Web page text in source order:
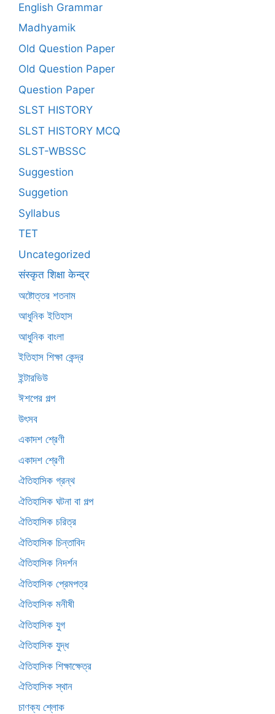
English Grammar
Madhyamik
Old Question Paper
Old Question Paper
Question Paper
SLST HISTORY
SLST HISTORY MCQ
SLST-WBSSC
Suggestion
Suggetion
Syllabus
TET
Uncategorized
संस्कृत शिक्षा केन्द्र
অষ্টোত্তর শতনাম
আধুনিক ইতিহাস
আধুনিক বাংলা
ইতিহাস শিক্ষা কেন্দ্র
ইন্টারভিউ
ঈশপের গল্প
উৎসব
একাদশ শ্রেণী
একাদশ শ্রেণী
ঐতিহাসিক গ্রন্থ
ঐতিহাসিক ঘটনা বা গল্প
ঐতিহাসিক চরিত্র
ঐতিহাসিক চিন্তাবিদ
ঐতিহাসিক নিদর্শন
ঐতিহাসিক প্রেমপত্র
ঐতিহাসিক মনীষী
ঐতিহাসিক যুগ
ঐতিহাসিক যুদ্ধ
ঐতিহাসিক শিক্ষাক্ষেত্র
ঐতিহাসিক স্থান
চাণক্য শ্লোক